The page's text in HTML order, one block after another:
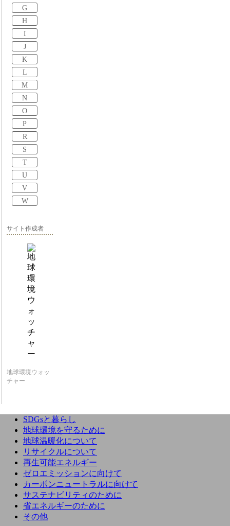
G
H
I
J
K
L
M
N
O
P
R
S
T
U
V
W
サイト作成者
地球環境ウォッ
チャー
SDGsと暮らし
地球環境を守るために
地球温暖化について
リサイクルについて
再生可能エネルギー
ゼロエミッションに向けて
カーボンニュートラルに向けて
サステナビリティのために
省エネルギーのために
その他